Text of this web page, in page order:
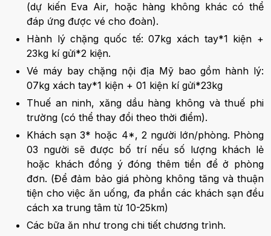
(dự kiến Eva Air, hoặc hàng không khác có thể
đáp ứng được vé cho đoàn).
Hành lý chặng quốc tế: 07kg xách tay*1 kiện +
23kg kí gửi*2 kiện.
Vé máy bay chặng nội địa Mỹ bao gồm hành lý:
07kg xách tay*1 kiện + 01 kiện kí gửi*23kg
Thuế an ninh, xăng dầu hàng không và thuế phi
trường (có thể thay đổi theo thời điểm).
Khách sạn 3* hoặc 4*, 2 người lớn/phòng. Phòng
03 người sẽ được bố trí nếu số lượng khách lẻ
hoặc khách đồng ý đóng thêm tiền để ở phòng
đơn. (Để đảm bảo giá phòng không tăng và thuận
tiện cho việc ăn uống, đa phần các khách sạn đều
cách xa trung tâm từ 10-25km)
Các bữa ăn như trong chi tiết chương trình.